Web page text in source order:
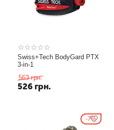
Swiss+Tech BodyGard PTX
3-in-1
563 грн.
526 грн.
7%